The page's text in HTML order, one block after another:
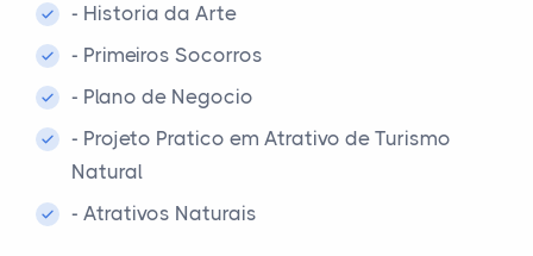
- Historia da Arte
- Primeiros Socorros
- Plano de Negocio
- Projeto Pratico em Atrativo de Turismo
Natural
- Atrativos Naturais